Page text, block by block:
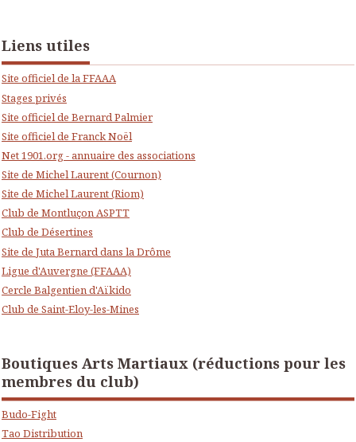
Liens utiles
Site officiel de la FFAAA
Stages privés
Site officiel de Bernard Palmier
Site officiel de Franck Noël
Net 1901.org - annuaire des associations
Site de Michel Laurent (Cournon)
Site de Michel Laurent (Riom)
Club de Montluçon ASPTT
Club de Désertines
Site de Juta Bernard dans la Drôme
Ligue d'Auvergne (FFAAA)
Cercle Balgentien d'Aïkido
Club de Saint-Eloy-les-Mines
Boutiques Arts Martiaux (réductions pour les
membres du club)
Budo-Fight
Tao Distribution